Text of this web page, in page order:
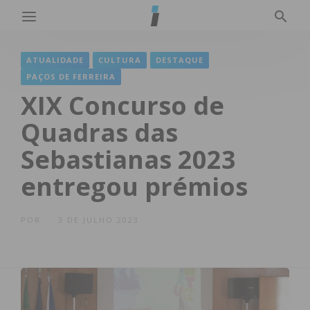
ATUALIDADE CULTURA
DESTAQUE
PAÇOS DE FERREIRA
XIX Concurso de
Quadras das
Sebastianas 2023
entregou prémios